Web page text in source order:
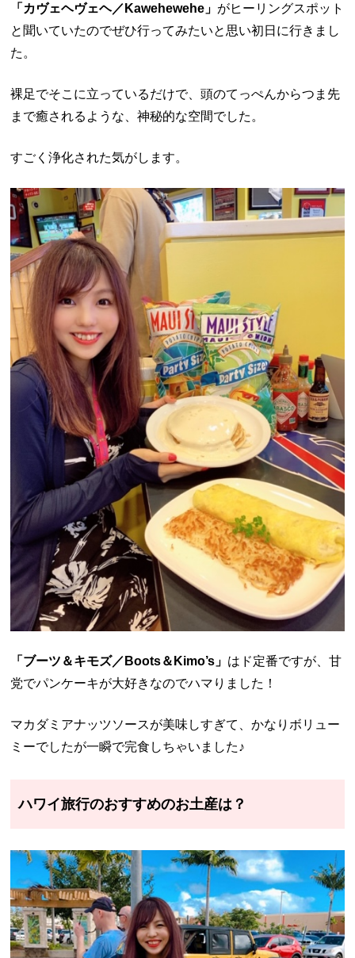
「カヴェヘヴェヘ／Kawehewehe」 がヒーリングスポット
と聞いていたのでぜひ行ってみたいと思い初日に行きまし
た。
裸足でそこに立っているだけで、頭のてっぺんからつま先
まで癒されるような、神秘的な空間でした。
すごく浄化された気がします。
「ブーツ＆キモズ／Boots＆Kimo’s」 はド定番ですが、甘
党でパンケーキが大好きなのでハマりました！
マカダミアナッツソースが美味しすぎて、かなりボリュー
ミーでしたが一瞬で完食しちゃいました♪
ハワイ旅行のおすすめのお土産は？